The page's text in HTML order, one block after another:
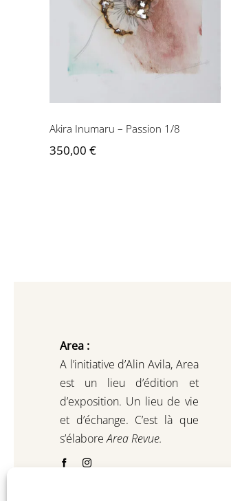
Akira Inumaru – Passion 1/8
350,00 €
Area :
A l’initiative d’Alin Avila, Area
est un lieu d’édition et
d’exposition. Un lieu de vie
et d’échange. C’est là que
s’élaboreArea Revue.